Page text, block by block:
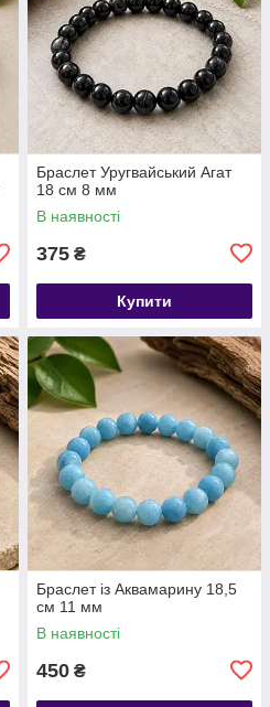
Браслет Уругвайський Агат
18 см 8 мм
В наявності
375 ₴
Купити
​​​​​​​Браслет із Аквамарину 18,5
см 11 мм
В наявності
450 ₴